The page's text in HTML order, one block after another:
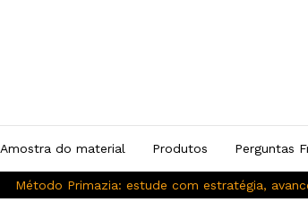
Método Primazia: estude com estratégia,
Amostra do material Produtos Perguntas